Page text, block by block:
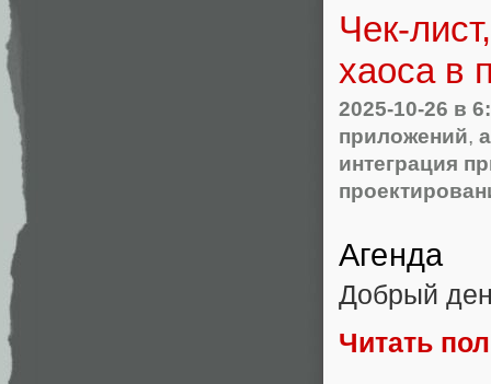
Чек-
хаоса в
2025-10-26 в
приложений,
интеграция
Агенда
Добрый
Читать